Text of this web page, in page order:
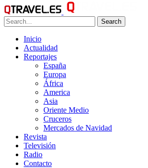
Search
Inicio
Actualidad
Reportajes
España
Europa
África
America
Asia
Oriente Medio
Cruceros
Mercados de Navidad
Revista
Televisión
Radio
Contacto